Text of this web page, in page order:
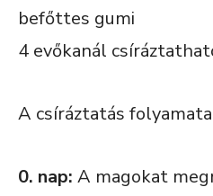
befőttes gumi
4 evőkanál
A csíráztatás
0. nap: A magokat